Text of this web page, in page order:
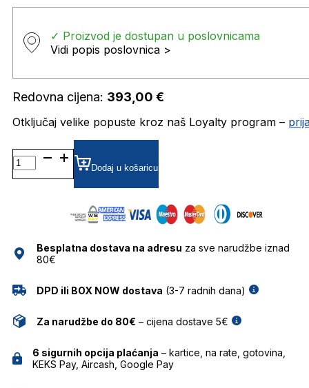
✓ Proizvod je dostupan u poslovnicama
Vidi popis poslovnica >
Redovna cijena: 393,00 €
Otključaj velike popuste kroz naš Loyalty program –
MM5073-
H-
B DIOPTRIJSKI
MAXMARA
Dodaj u košaricu
Besplatna dostava na adresu za sve narudžbe iznad
80€
DPD ili BOX NOW dostava (3-7 radnih dana)
Za narudžbe do 80€ – cijena dostave 5€
6 sigurnih opcija plaćanja – kartice, na rate, gotovina,
KEKS Pay, Aircash, Google Pay